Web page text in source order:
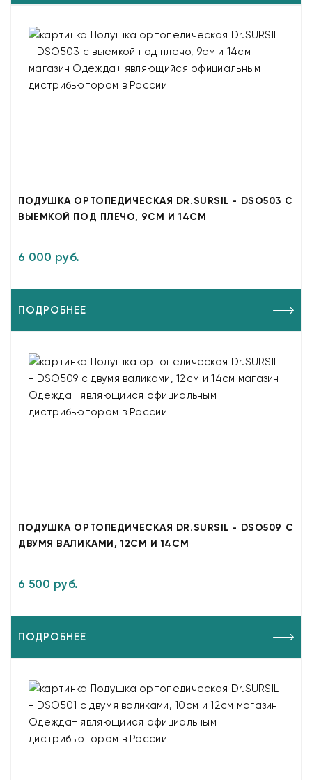
ПОДУШКА ОРТОПЕДИЧЕСКАЯ DR.SURSIL - DSO503 С
ВЫЕМКОЙ ПОД ПЛЕЧО, 9СМ И 14СМ
6 000 руб.
ПОДРОБНЕЕ
ПОДУШКА ОРТОПЕДИЧЕСКАЯ DR.SURSIL - DSO509 С
ДВУМЯ ВАЛИКАМИ, 12СМ И 14СМ
6 500 руб.
ПОДРОБНЕЕ